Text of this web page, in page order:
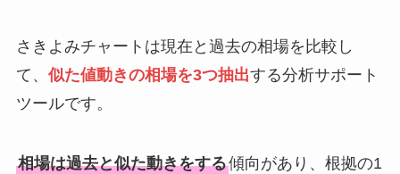
さきよみチャートは現在と過去の相場を比較し
て、 似た値動きの相場を3つ抽出する分析サポート
ツールです。
相場は過去と似た動きをする傾向があり、根拠の1